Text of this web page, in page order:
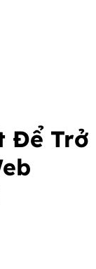
Để Trở